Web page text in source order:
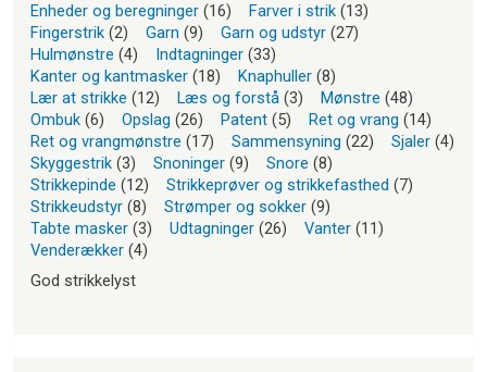
Enheder og beregninger (16) Farver i strik (13)
Fingerstrik (2) Garn (9) Garn og udstyr (27)
Hulmønstre (4) Indtagninger (33)
Kanter og kantmasker (18) Knaphuller (8)
Lær at strikke (12) Læs og forstå (3) Mønstre (48)
Ombuk (6) Opslag (26) Patent (5) Ret og vrang (14)
Ret og vrangmønstre (17) Sammensyning (22) Sjaler (4)
Skyggestrik (3) Snoninger (9) Snore (8)
Strikkepinde (12) Strikkeprøver og strikkefasthed (7)
Strikkeudstyr (8) Strømper og sokker (9)
Tabte masker (3) Udtagninger (26) Vanter (11)
Venderækker (4)
God strikkelyst